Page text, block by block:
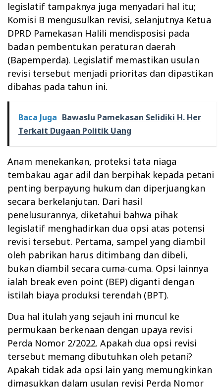
legislatif tampaknya juga menyadari hal itu;
Komisi B mengusulkan revisi, selanjutnya Ketua
DPRD Pamekasan Halili mendisposisi pada
badan pembentukan peraturan daerah
(Bapemperda). Legislatif memastikan usulan
revisi tersebut menjadi prioritas dan dipastikan
dibahas pada tahun ini.
Baca Juga Bawaslu Pamekasan Selidiki H. Her
Terkait Dugaan Politik Uang
Anam menekankan, proteksi tata niaga
tembakau agar adil dan berpihak kepada petani
penting berpayung hukum dan diperjuangkan
secara berkelanjutan. Dari hasil
penelusurannya, diketahui bahwa pihak
legislatif menghadirkan dua opsi atas potensi
revisi tersebut. Pertama, sampel yang diambil
oleh pabrikan harus ditimbang dan dibeli,
bukan diambil secara cuma-cuma. Opsi lainnya
ialah break even point (BEP) diganti dengan
istilah biaya produksi terendah (BPT).
Dua hal itulah yang sejauh ini muncul ke
permukaan berkenaan dengan upaya revisi
Perda Nomor 2/2022. Apakah dua opsi revisi
tersebut memang dibutuhkan oleh petani?
Apakah tidak ada opsi lain yang memungkinkan
dimasukkan dalam usulan revisi Perda Nomor